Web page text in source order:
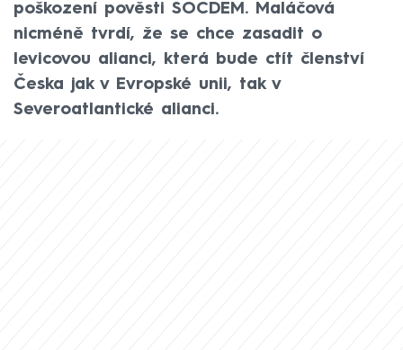
poškození pověsti SOCDEM. Maláčová
nicméně tvrdí, že se chce zasadit o
levicovou alianci, která bude ctít členství
Česka jak v Evropské unii, tak v
Severoatlantické alianci.